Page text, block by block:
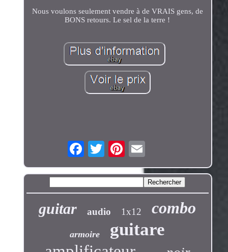
Nous voulons seulement vendre à de VRAIS gens, de
BONS retours. Le sel de la terre !
guitar audio 1x12 combo
armoire guitare